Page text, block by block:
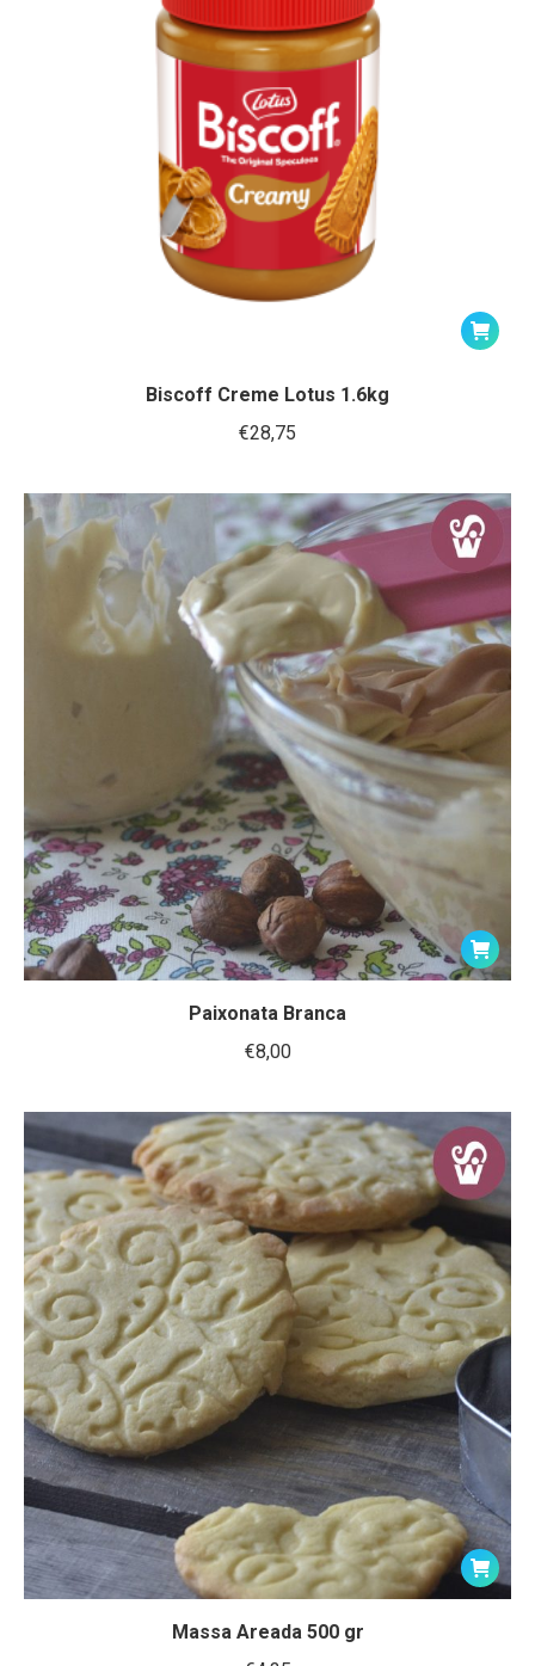
Biscoff Creme Lotus 1.6kg
€28,75
Paixonata Branca
€8,00
Massa Areada 500 gr